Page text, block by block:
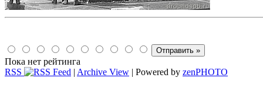
Пока нет рейтинга
RSS
| Archive View | Powered by zenPHOTO